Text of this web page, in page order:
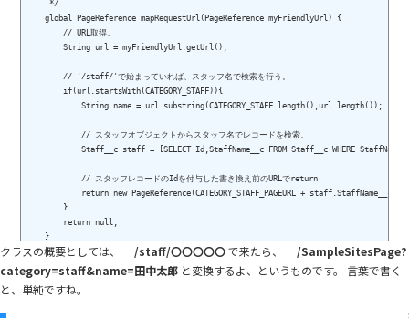
     */
    global PageReference mapRequestUrl(PageReference myFriendlyUrl) {
        // URL取得。
        String url = myFriendlyUrl.getUrl();
        // '/staff/'で始まっていれば、スタッフ名で検索を行う。
        if(url.startsWith(CATEGORY_STAFF)){
            String name = url.substring(CATEGORY_STAFF.length(),url.length());
            // スタッフオブジェクトからスタッフ名でレコードを検索。
Staff__c staff = [SELECT Id,StaffName__c FROM Staff__c WHERE
            // スタッフレコードのIdを付与した書き換え前のURLでreturn
            return new PageReference(CATEGORY_STAFF_PAGEURL + staff.StaffName__c);
        }
        return null;
    }
     * 複数
     */
クラスの概要としては、 /staff/〇〇〇〇〇で来たら、 /SampleSitesPage?
category=staff&name=田中太郎 と変換するよ、というものです。 言葉で書く
と、単純ですね。